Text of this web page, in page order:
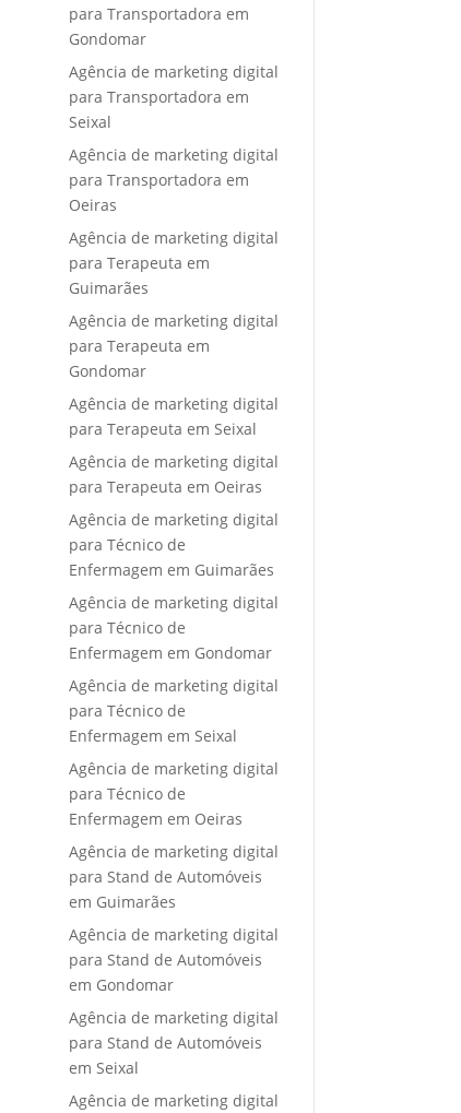
para Transportadora em
Gondomar
Agência de marketing digital
para Transportadora em
Seixal
Agência de marketing digital
para Transportadora em
Oeiras
Agência de marketing digital
para Terapeuta em
Guimarães
Agência de marketing digital
para Terapeuta em
Gondomar
Agência de marketing digital
para Terapeuta em Seixal
Agência de marketing digital
para Terapeuta em Oeiras
Agência de marketing digital
para Técnico de
Enfermagem em Guimarães
Agência de marketing digital
para Técnico de
Enfermagem em Gondomar
Agência de marketing digital
para Técnico de
Enfermagem em Seixal
Agência de marketing digital
para Técnico de
Enfermagem em Oeiras
Agência de marketing digital
para Stand de Automóveis
em Guimarães
Agência de marketing digital
para Stand de Automóveis
em Gondomar
Agência de marketing digital
para Stand de Automóveis
em Seixal
Agência de marketing digital